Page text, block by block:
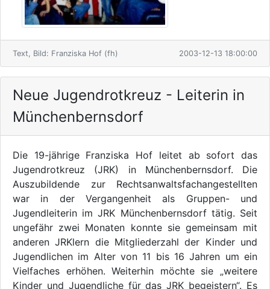
Text, Bild: Franziska Hof (fh) 2003-12-13 18:00:00
Neue Jugendrotkreuz - Leiterin in
Münchenbernsdorf
Die 19-jährige Franziska Hof leitet ab sofort das
Jugendrotkreuz (JRK) in Münchenbernsdorf. Die
Auszubildende zur Rechtsanwaltsfachangestellten
war in der Vergangenheit als Gruppen- und
Jugendleiterin im JRK Münchenbernsdorf tätig. Seit
ungefähr zwei Monaten konnte sie gemeinsam mit
anderen JRKlern die Mitgliederzahl der Kinder und
Jugendlichen im Alter von 11 bis 16 Jahren um ein
Vielfaches erhöhen. Weiterhin möchte sie „weitere
Kinder und Jugendliche für das JRK begeistern“. Es